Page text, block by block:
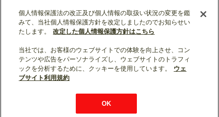
ソーシャルメディア公式アカウント一覧
個人情報保護
© Mitsubishi Electric Corporation
個人情報保護法の改正及び個人情報の取扱い状況の変更を鑑
みて、当社個人情報保護方針を改定しましたのでお知らせい
たします。
改定した個人情報保護方針はこちら
当社では、お客様のウェブサイトでの体験を向上させ、コン
テンツや広告をパーソナライズし、ウェブサイトのトラフィ
ックを分析するために、クッキーを使用しています。
ウェ
ブサイト利用規約
OK